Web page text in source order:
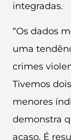
integradas.
“Os dados
uma
crimes
Tivemos
menores
demonstra
acaso. É